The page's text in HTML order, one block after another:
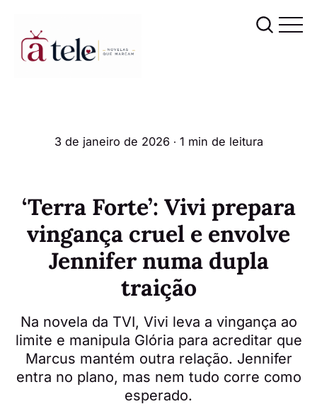
3 de janeiro de 2026∙ 1 min de leitura
‘Terra Forte’: Vivi prepara
vingança cruel e envolve
Jennifer numa dupla
traição
Na novela da TVI, Vivi leva a vingança ao
limite e manipula Glória para acreditar que
Marcus mantém outra relação. Jennifer
entra no plano, mas nem tudo corre como
esperado.